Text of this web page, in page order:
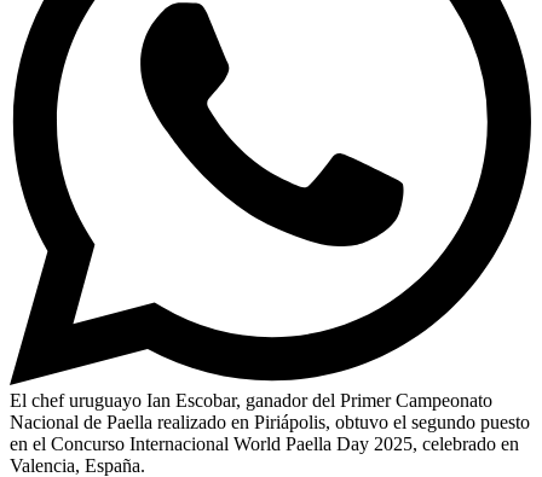
El chef uruguayo Ian Escobar, ganador del Primer Campeonato
Nacional de Paella realizado en Piriápolis, obtuvo el segundo puesto
en el Concurso Internacional World Paella Day 2025, celebrado en
Valencia, España.